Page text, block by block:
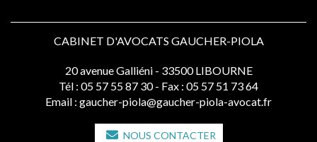
CABINET D'AVOCATS GAUCHER-PIOLA
20 avenue Galliéni - 33500 LIBOURNE
Tél : 05 57 55 87 30 - Fax : 05 57 51 73 64
Email : gaucher-piola@gaucher-piola-avocat.fr
NOUS CONTACTER